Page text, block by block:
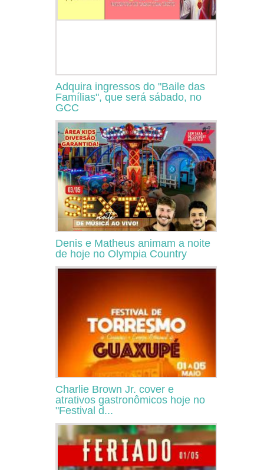
Adquira ingressos do "Baile das
Famílias", que será sábado, no
GCC
Denis e Matheus animam a noite
de hoje no Olympia Country
Charlie Brown Jr. cover e
atrativos gastronômicos hoje no
"Festival d...